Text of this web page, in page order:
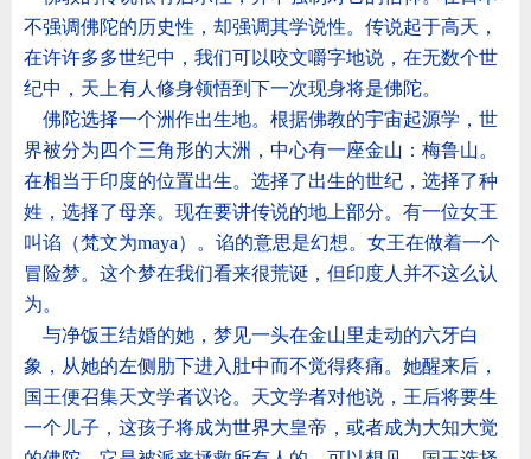
不强调佛陀的历史性，却强调其学说性。传说起于高天，
在许许多多世纪中，我们可以咬文嚼字地说，在无数个世
纪中，天上有人修身领悟到下一次现身将是佛陀。
佛陀选择一个洲作出生地。根据佛教的宇宙起源学，世
界被分为四个三角形的大洲，中心有一座金山：梅鲁山。
在相当于印度的位置出生。选择了出生的世纪，选择了种
姓，选择了母亲。现在要讲传说的地上部分。有一位女王
叫谄（梵文为maya）。谄的意思是幻想。女王在做着一个
冒险梦。这个梦在我们看来很荒诞，但印度人并不这么认
为。
与净饭王结婚的她，梦见一头在金山里走动的六牙白
象，从她的左侧肋下进入肚中而不觉得疼痛。她醒来后，
国王便召集天文学者议论。天文学者对他说，王后将要生
一个儿子，这孩子将成为世界大皇帝，或者成为大知大觉